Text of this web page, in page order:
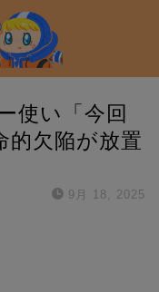
使い「今回
的欠陥が放置
9月 18, 2025